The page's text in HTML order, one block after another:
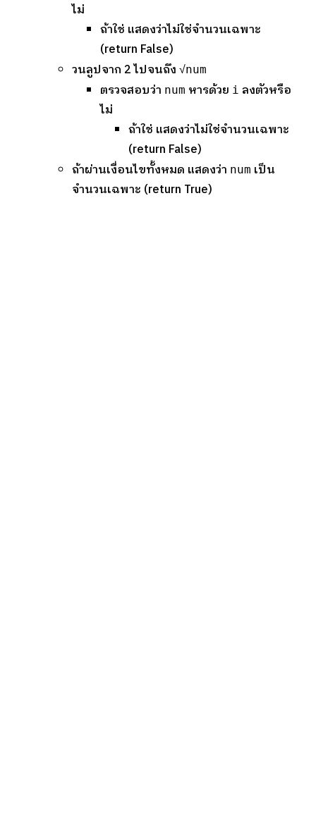
ไม่
ถ้าใช่ แสดงว่าไม่ใช่จำนวนเฉพาะ
(return False)
วนลูปจาก 2 ไปจนถึง √num
ตรวจสอบว่า num หารด้วย i ลงตัวหรือ
ไม่
ถ้าใช่ แสดงว่าไม่ใช่จำนวนเฉพาะ
(return False)
ถ้าผ่านเงื่อนไขทั้งหมด แสดงว่า num เป็น
จำนวนเฉพาะ (return True)